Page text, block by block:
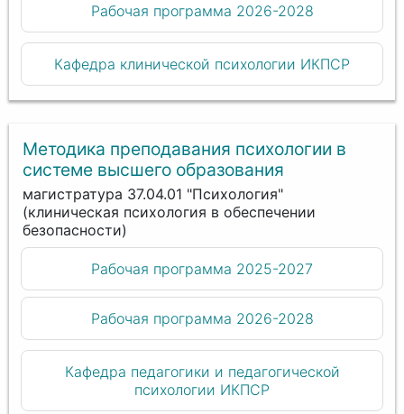
Рабочая программа 2026-2028
Кафедра клинической психологии ИКПСР
Методика преподавания психологии в
системе высшего образования
магистратура 37.04.01 "Психология"
(клиническая психология в обеспечении
безопасности)
Рабочая программа 2025-2027
Рабочая программа 2026-2028
Кафедра педагогики и педагогической
психологии ИКПСР